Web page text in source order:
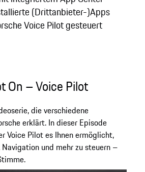
(Drittanbieter-)Apps
Voice Pilot gesteuert
On – Voice Pilot
die verschiedene
erklärt. In dieser Episode
Voice Pilot es Ihnen ermöglicht,
und mehr zu steuern –